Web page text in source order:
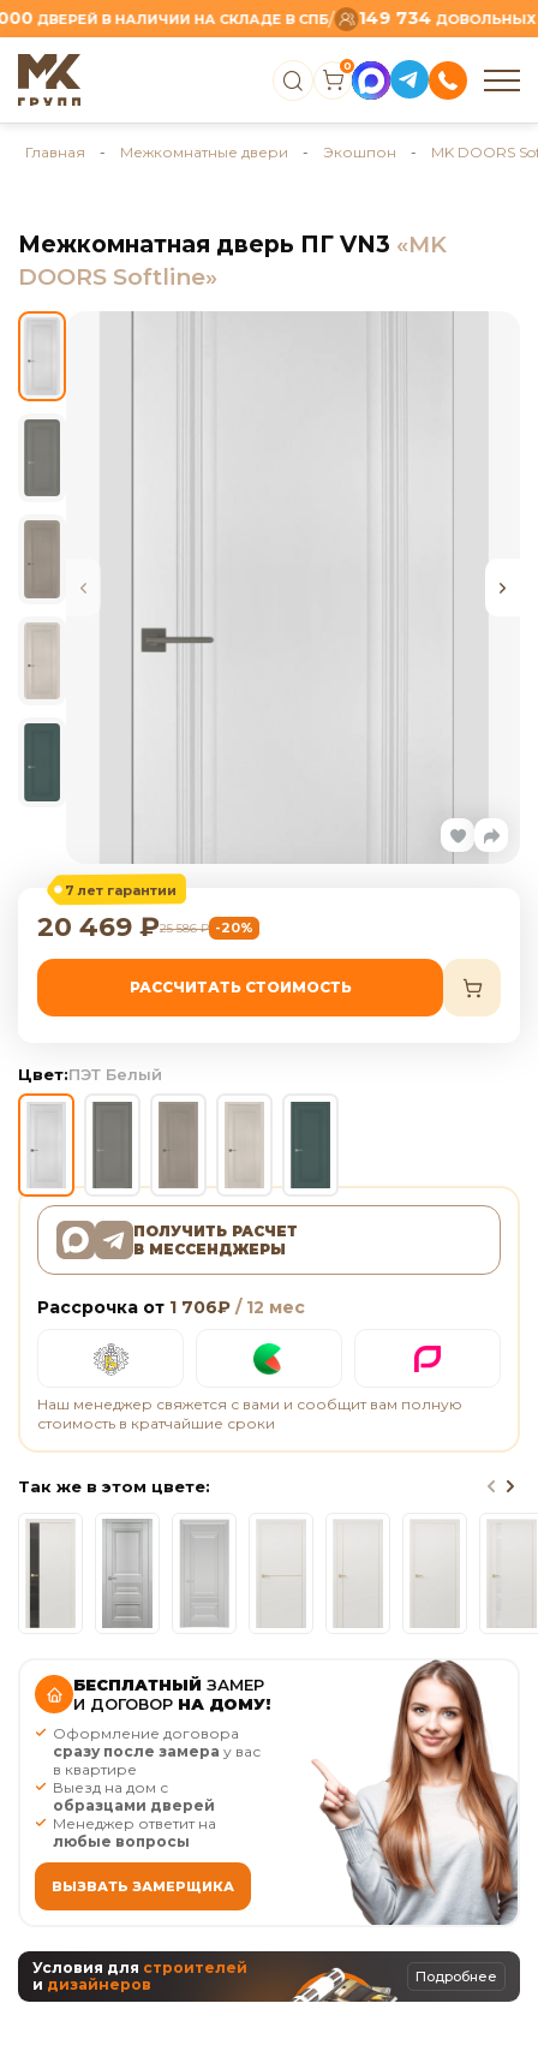
В НАЛИЧИИ НА СКЛАДЕ В СПБ/ 149 734 ДОВОЛЬНЫХ
0
Главная - Межкомнатные двери - Экошпон - MK DOORS
Межкомнатная дверь ПГ VN3 «MK
DOORS Softline»
7 лет гарантии
20 469 ₽25 586₽ -20%
РАССЧИТАТЬ СТОИМОСТЬ
Цвет:ПЭТ Белый
ПОЛУЧИТЬ РАСЧЕТ
В МЕССЕНДЖЕРЫ
Рассрочка от 1 706₽ / 12 мес
Наш менеджер свяжется с вами и сообщит вам полную
стоимость в кратчайшие сроки
Так же в этом цвете:
БЕСПЛАТНЫЙ ЗАМЕР
И ДОГОВОР НА ДОМУ!
Оформление договора
сразу после замера у вас
в квартире
Выезд на дом с
образцами дверей
Менеджер ответит на
любые вопросы
ВЫЗВАТЬ ЗАМЕРЩИКА
Условия для строителей
и дизайнеров Подробнее